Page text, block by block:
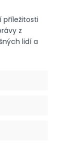
příležitosti
z
lidí a